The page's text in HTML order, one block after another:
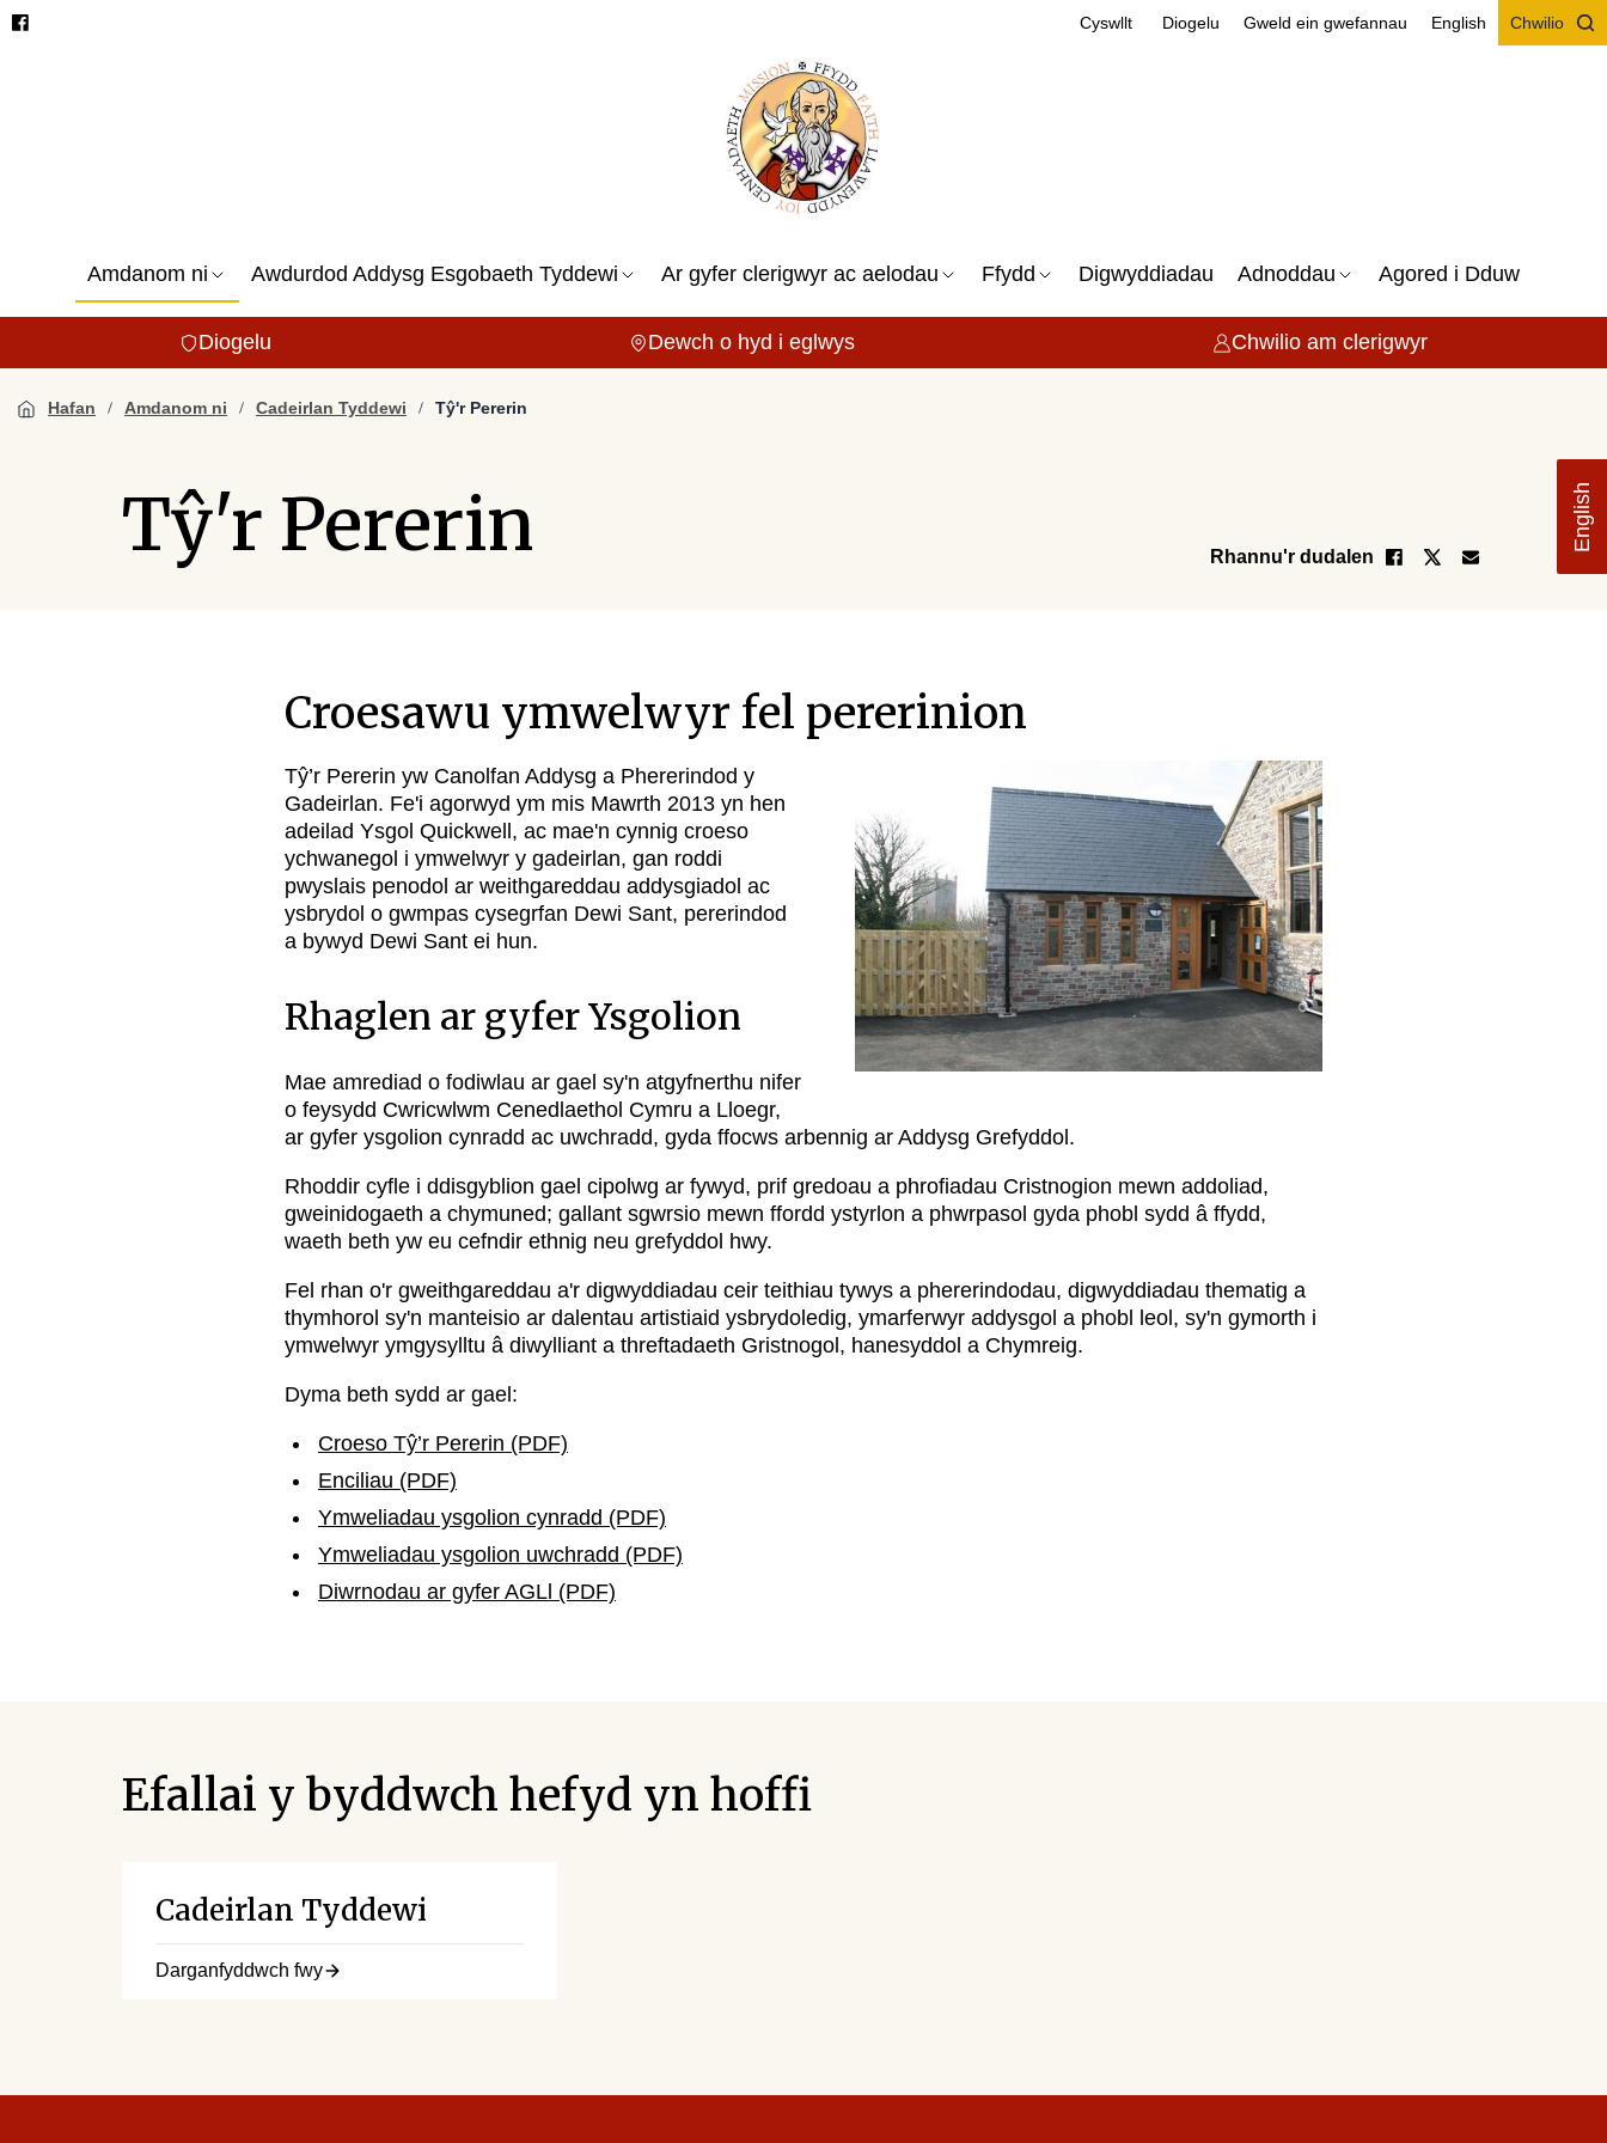
English
Cyswllt Diogelu Gweld ein gwefannau English Chwilio
Amdanom ni Awdurdod Addysg Esgobaeth Tyddewi Ar gyfer clerigwyr ac aelodau Ffydd Digwyddiadau Adnoddau Agored i Dduw
Diogelu Dewch o hyd i eglwys Chwilio am clerigwyr
Hafan Amdanom ni Cadeirlan Tyddewi Tŷ'r Pererin
Tŷ'r Pererin Rhannu'r dudalen
Croesawu ymwelwyr fel pererinion
Tŷ’r Pererin yw Canolfan Addysg a Phererindod y
Gadeirlan. Fe'i agorwyd ym mis Mawrth 2013 yn hen
adeilad Ysgol Quickwell, ac mae'n cynnig croeso
ychwanegol i ymwelwyr y gadeirlan, gan roddi
pwyslais penodol ar weithgareddau addysgiadol ac
ysbrydol o gwmpas cysegrfan Dewi Sant, pererindod
a bywyd Dewi Sant ei hun.
Rhaglen ar gyfer Ysgolion
Mae amrediad o fodiwlau ar gael sy'n atgyfnerthu nifer
o feysydd Cwricwlwm Cenedlaethol Cymru a Lloegr,
ar gyfer ysgolion cynradd ac uwchradd, gyda ffocws arbennig ar Addysg Grefyddol.
Rhoddir cyfle i ddisgyblion gael cipolwg ar fywyd, prif gredoau a phrofiadau Cristnogion mewn addoliad,
gweinidogaeth a chymuned; gallant sgwrsio mewn ffordd ystyrlon a phwrpasol gyda phobl sydd â ffydd,
waeth beth yw eu cefndir ethnig neu grefyddol hwy.
Fel rhan o'r gweithgareddau a'r digwyddiadau ceir teithiau tywys a phererindodau, digwyddiadau thematig a
thymhorol sy'n manteisio ar dalentau artistiaid ysbrydoledig, ymarferwyr addysgol a phobl leol, sy'n gymorth i
ymwelwyr ymgysylltu â diwylliant a threftadaeth Gristnogol, hanesyddol a Chymreig.
Dyma beth sydd ar gael:
Croeso Tŷ’r Pererin (PDF)
Enciliau (PDF)
Ymweliadau ysgolion cynradd (PDF)
Ymweliadau ysgolion uwchradd (PDF)
Diwrnodau ar gyfer AGLl (PDF)
Efallai y byddwch hefyd yn hoffi
Cadeirlan Tyddewi
Darganfyddwch fwy